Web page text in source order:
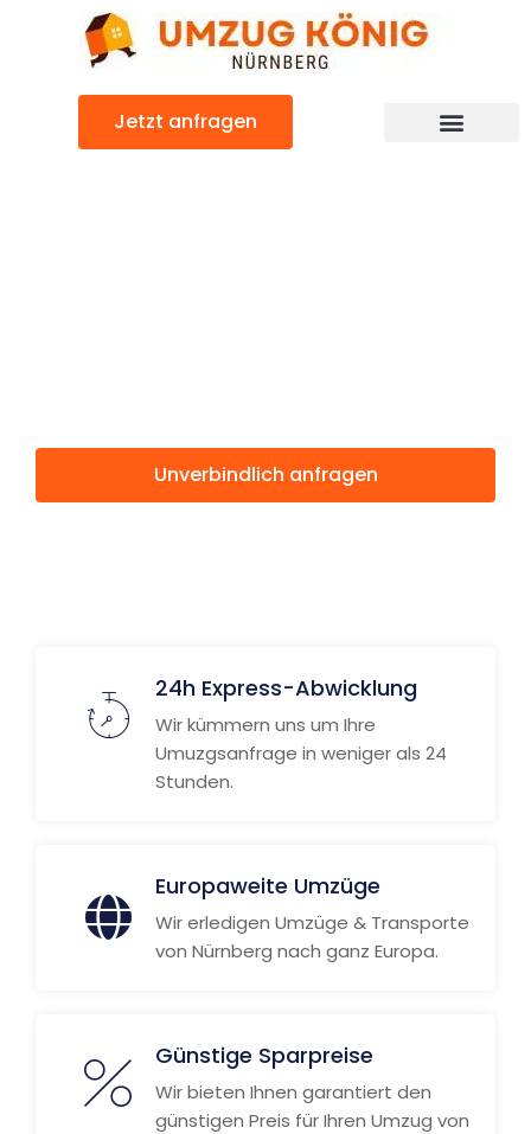
Jetzt anfragen
Unverbindlich anfragen
24h Express-Abwicklung
Wir kümmern uns um Ihre
Umuzgsanfrage in weniger als 24
Stunden.
Europaweite Umzüge
Wir erledigen Umzüge & Transporte
von Nürnberg nach ganz Europa.
Günstige Sparpreise
Wir bieten Ihnen garantiert den
günstigen Preis für Ihren Umzug von